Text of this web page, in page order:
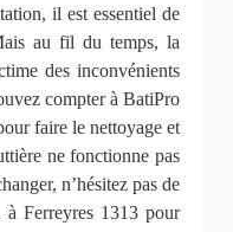
il est essentiel de
au fil du temps, la
des inconvénients
compter à BatiPro
faire le nettoyage et
ne fonctionne pas
n’hésitez pas de
Ferreyres 1313 pour